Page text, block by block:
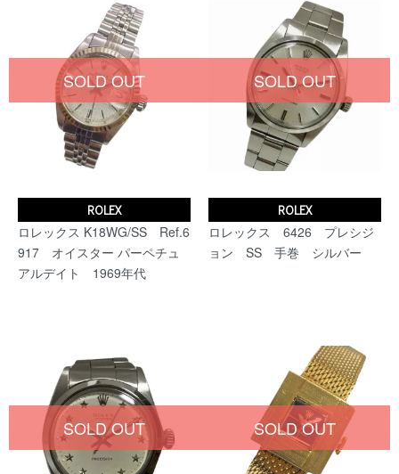
ROLEX
ロレックス K18WG/SS Ref.6
917 オイスター パーペチュ
アルデイト 1969年代
SOLD OUT
ROLEX
ロレックス 6426 プレシジ
ョン SS 手巻 シルバー
SOLD OUT
SOLD OUT SOLD OUT